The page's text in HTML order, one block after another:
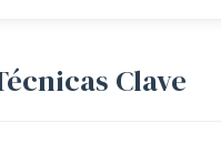
Clave